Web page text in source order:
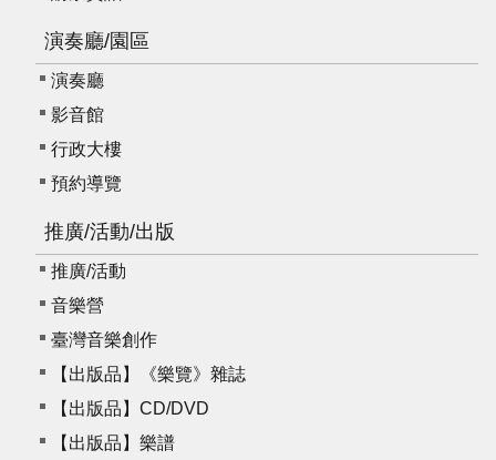
演奏廳/園區
演奏廳
影音館
行政大樓
預約導覽
推廣/活動/出版
推廣/活動
音樂營
臺灣音樂創作
【出版品】《樂覽》雜誌
【出版品】CD/DVD
【出版品】樂譜